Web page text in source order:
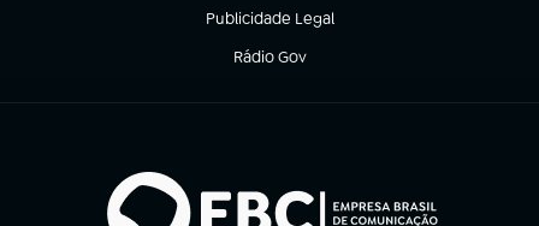
Publicidade Legal
(abre em nova aba)
Rádio Gov
(abre em nova aba)